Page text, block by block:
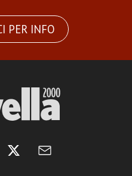
PER INFO